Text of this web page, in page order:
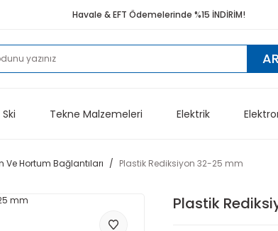
Havale & EFT Ödemelerinde %15 İNDİRİM!
Tekne Malzemeleri Elektrik
Ve Hortum Bağlantıları Plastik Rediksiyon 32-25 mm
Plastik